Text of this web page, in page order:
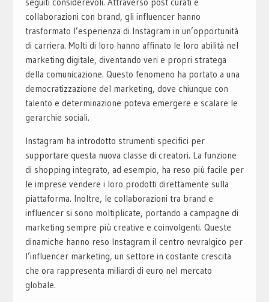
collaborazioni con brand, gli influencer hanno
trasformato l’esperienza di Instagram in un’opportunità
di carriera. Molti di loro hanno affinato le loro abilità nel
marketing digitale, diventando veri e propri stratega
della comunicazione. Questo fenomeno ha portato a una
democratizzazione del marketing, dove chiunque con
talento e determinazione poteva emergere e scalare le
gerarchie sociali.
Instagram ha introdotto strumenti specifici per
supportare questa nuova classe di creatori. La funzione
di shopping integrato, ad esempio, ha reso più facile per
le imprese vendere i loro prodotti direttamente sulla
piattaforma. Inoltre, le collaborazioni tra brand e
influencer si sono moltiplicate, portando a campagne di
marketing sempre più creative e coinvolgenti. Queste
dinamiche hanno reso Instagram il centro nevralgico per
l’influencer marketing, un settore in costante crescita
che ora rappresenta miliardi di euro nel mercato
globale.